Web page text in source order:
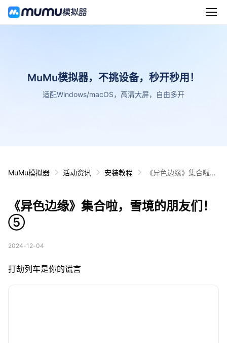
MuMu模拟器，不挑设备，秒开秒用！
适配Windows/macOS，高清大屏，自由多开
MuMu模拟器 活动资讯 安装教程
《异色边缘》集合啦，
《异色边缘》集合啦，雪境的朋友们！
⑤
2024-12-04
打劫列车是你的谎言